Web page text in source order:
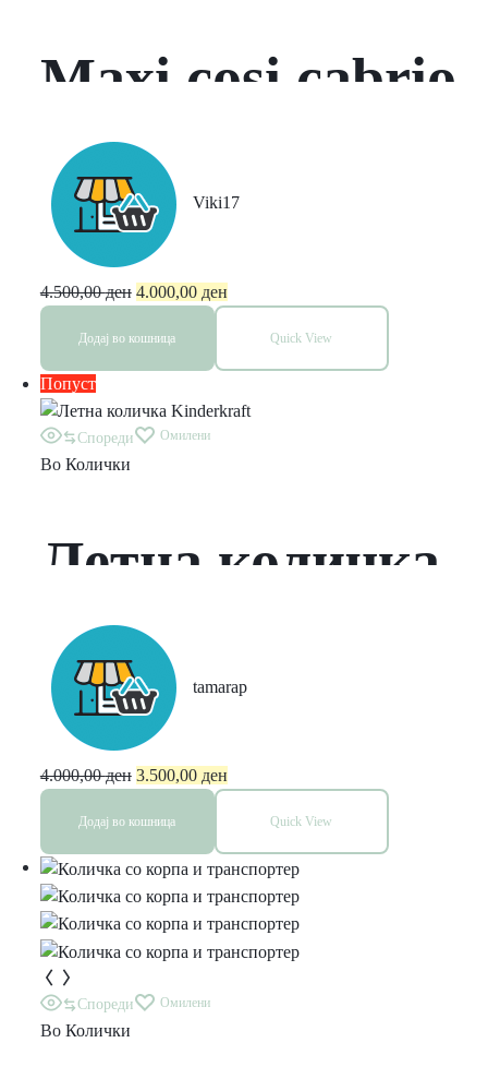
Maxi cosi cabrio
fix транспортер
Viki17
4.500,00ден 4.000,00 ден
Додај во кошница Quick View
Попуст
Спореди Омилени
Во Колички
Летна количка
Kinderkraft
tamarap
4.000,00ден 3.500,00 ден
Додај во кошница Quick View
Спореди Омилени
Во Колички